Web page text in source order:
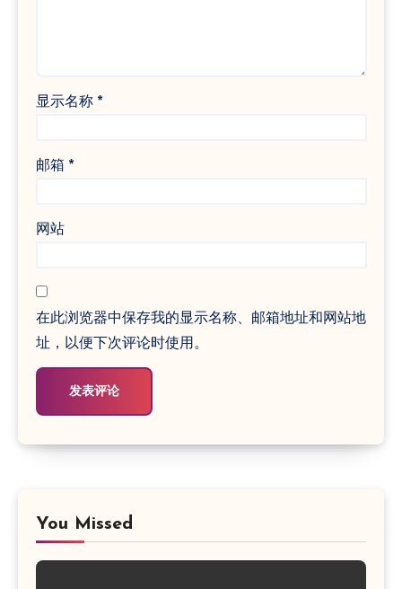
显示名称 *
邮箱 *
网站
在此浏览器中保存我的显示名称、邮箱地址和网站地
址，以便下次评论时使用。
You Missed